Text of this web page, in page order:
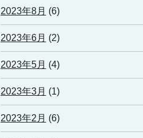
2023年8月 (6)
2023年6月 (2)
2023年5月 (4)
2023年3月 (1)
2023年2月 (6)